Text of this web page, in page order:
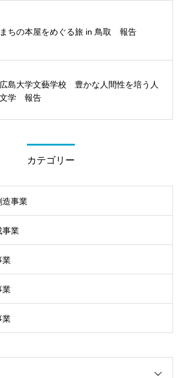
まちの本屋をめぐる旅 in 鳥取 報告
広島大学文藝学校 豊かな人間性を培う人
文学 報告
カテゴリー
造事業
事業
業
業
業